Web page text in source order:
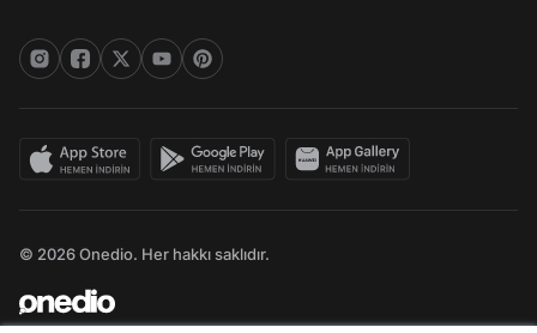
© 2026 Onedio. Her hakkı saklıdır.